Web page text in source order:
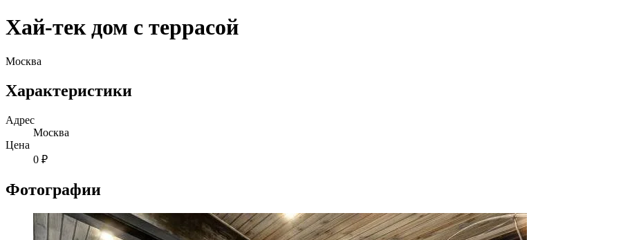
Хай-тек дом с террасой
Москва
Характеристики
Адрес
Москва
Цена
0 ₽
Фотографии